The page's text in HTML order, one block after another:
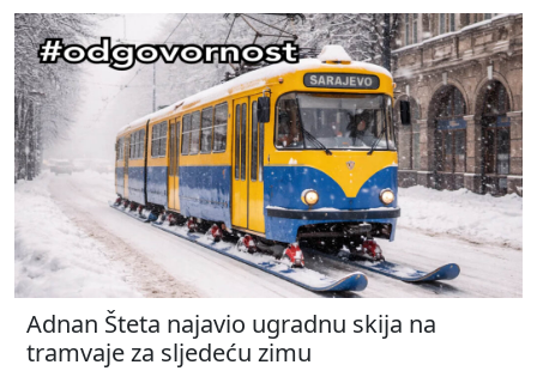
Adnan Šteta najavio ugradnu skija na
tramvaje za sljedeću zimu